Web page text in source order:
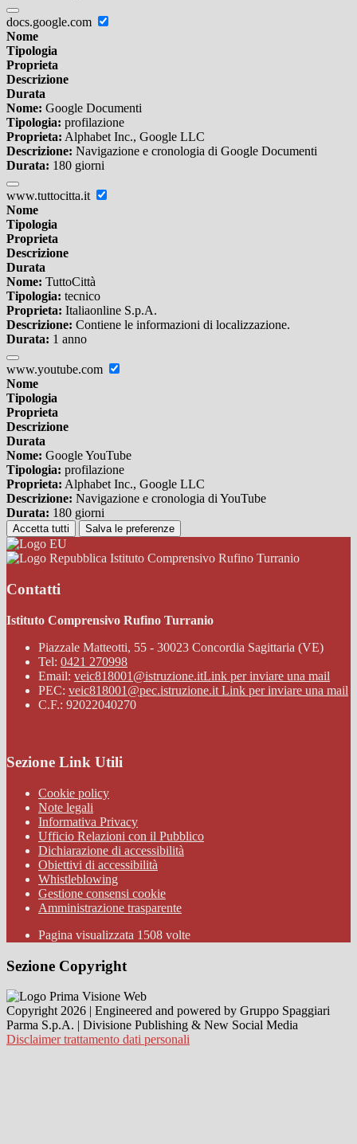
docs.google.com
Nome
Tipologia
Proprieta
Descrizione
Durata
Nome: Google Documenti
Tipologia: profilazione
Proprieta: Alphabet Inc., Google LLC
Descrizione: Navigazione e cronologia di Google Documenti
Durata: 180 giorni
www.tuttocitta.it
Nome
Tipologia
Proprieta
Descrizione
Durata
Nome: TuttoCittà
Tipologia: tecnico
Proprieta: Italiaonline S.p.A.
Descrizione: Contiene le informazioni di localizzazione.
Durata: 1 anno
www.youtube.com
Nome
Tipologia
Proprieta
Descrizione
Durata
Nome: Google YouTube
Tipologia: profilazione
Proprieta: Alphabet Inc., Google LLC
Descrizione: Navigazione e cronologia di YouTube
Durata: 180 giorni
Accetta tutti Salva le preferenze
Istituto Comprensivo Rufino Turranio
Contatti
Istituto Comprensivo Rufino Turranio
Piazzale Matteotti, 55 - 30023 Concordia Sagittaria (VE)
Tel: 0421 270998
Email: veic818001@istruzione.itLink per inviare una mail
PEC: veic818001@pec.istruzione.it Link per inviare una mail
C.F.: 92022040270
Sezione Link Utili
Cookie policy
Note legali
Informativa Privacy
Ufficio Relazioni con il Pubblico
Dichiarazione di accessibilità
Obiettivi di accessibilità
Whistleblowing
Gestione consensi cookie
Amministrazione trasparente
Pagina visualizzata 1508 volte
Sezione Copyright
Copyright 2026 | Engineered and powered by Gruppo Spaggiari
Parma S.p.A. | Divisione Publishing & New Social Media
Disclaimer trattamento dati personali